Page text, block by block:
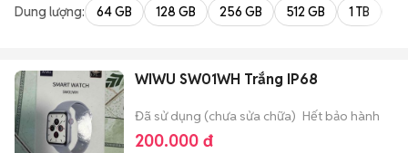
Dung lượng: 64 GB 128 GB 256 GB 512 GB 1 TB
WIWU SW01WH Trắng IP68
Đã sử dụng (chưa sửa chữa) Hết bảo hành
200.000 đ